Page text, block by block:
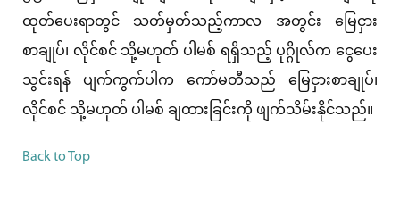
ထုတ်ပေးရာတွင် သတ်မှတ်သည့်ကာလ အတွင်း မြေငှား
စာချုပ်၊ လိုင်စင် သို့မဟုတ် ပါမစ် ရရှိသည့် ပုဂ္ဂိုလ်က ငွေပေး
သွင်းရန် ပျက်ကွက်ပါက ကော်မတီသည် မြေငှားစာချုပ်၊
လိုင်စင် သို့မဟုတ် ပါမစ် ချထားခြင်းကို ဖျက်သိမ်းနိုင်သည်။
Back to Top